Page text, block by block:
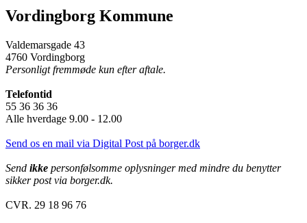
Vordingborg Kommune
Valdemarsgade 43
4760 Vordingborg
Personligt fremmøde kun efter aftale.
Telefontid
55 36 36 36
Alle hverdage 9.00 - 12.00
Send os en mail via Digital Post på borger.dk
Send ikke personfølsomme oplysninger med mindre du benytter
sikker post via borger.dk.
CVR. 29 18 96 76